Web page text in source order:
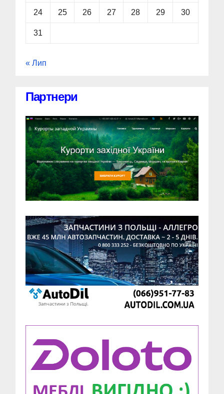
24 25 26 27 28 29 30
31
« Лип
Партнери